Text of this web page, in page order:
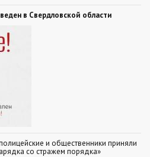
в Свердловской области
и общественники приняли
со стражем порядка»